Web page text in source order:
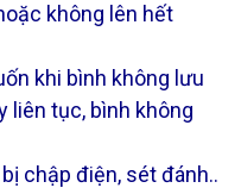
không lên hết
khi bình không lưu
liên tục, bình không
chập điện, sét đánh..